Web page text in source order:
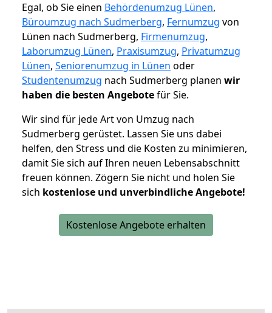
Egal, ob Sie einen Behördenumzug Lünen,
Büroumzug nach Sudmerberg, Fernumzug von
Lünen nach Sudmerberg, Firmenumzug,
Laborumzug Lünen, Praxisumzug, Privatumzug
Lünen, Seniorenumzug in Lünen oder
Studentenumzug nach Sudmerberg planen wir
haben die besten Angebotefür Sie.
Wir sind für jede Art von Umzug nach
Sudmerberg gerüstet. Lassen Sie uns dabei
helfen, den Stress und die Kosten zu minimieren,
damit Sie sich auf Ihren neuen Lebensabschnitt
freuen können. Zögern Sie nicht und holen Sie
sich kostenlose und unverbindliche Angebote!
Kostenlose Angebote erhalten